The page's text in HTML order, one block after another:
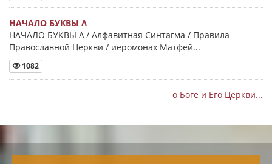
НАЧАЛО БУКВЫ Λ
НАЧАЛО БУКВЫ Λ / Алфавитная Синтагма / Правила
Православной Церкви / иеромонах Матфей...
1082
о Боге и Его Церкви...